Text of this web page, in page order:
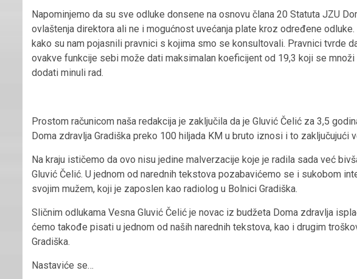
Napominjemo da su sve odluke donsene na osnovu člana 20 Statuta JZU
ovlaštenja direktora ali ne i mogućnost uvećanja plate kroz određene
kako su nam pojasnili pravnici s kojima smo se konsultovali. Pravnici tvrde
ovakve funkcije sebi može dati maksimalan koeficijent od 19,3 koji se
dodati minuli rad.
Prostom računicom naša redakcija je zaključila da je Gluvić Čelić za 3,5
Doma zdravlja Gradiška preko 100 hiljada KM u bruto iznosi i to zaključujući
Na kraju ističemo da ovo nisu jedine malverzacije koje je radila sada već
Gluvić Čelić. U jednom od narednih tekstova pozabavićemo se i sukobom
svojim mužem, koji je zaposlen kao radiolog u Bolnici Gradiška.
Sličnim odlukama Vesna Gluvić Čelić je novac iz budžeta Doma zdravlja
ćemo takođe pisati u jednom od naših narednih tekstova, kao i drugim
Gradiška.
Nastaviće se…